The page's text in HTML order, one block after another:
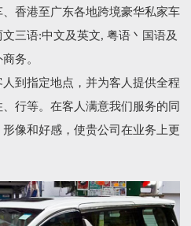
、香港至广东各地跨境豪华私家车
三语:中文及英文, 粤语丶国语及
务。
到指定地点，并为客人提供全程
行等。在客人满意我们服务的同
像和好感，使贵公司在业务上更